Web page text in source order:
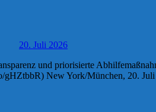
20. Juli 2026
und priorisierte
gHZtbbR) New York/München, 20.